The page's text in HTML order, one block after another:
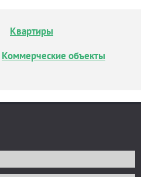
Квартиры
Коммерческие объекты